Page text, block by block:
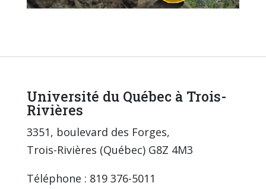
Université du Québec à Trois-
Rivières
3351, boulevard des Forges,
Trois-Rivières (Québec) G8Z 4M3
Téléphone : 819 376-5011